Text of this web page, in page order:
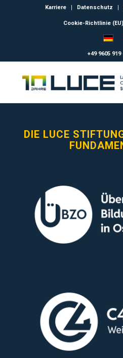
Karriere Datenschutz
Cookie-Richtlinie (EU)
+49 9605 919
DIE LUCE